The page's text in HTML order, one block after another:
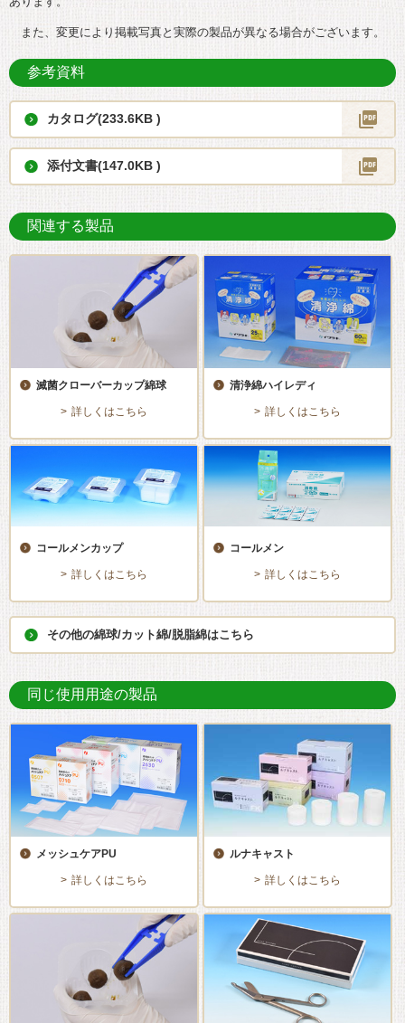
また、変更により掲載写真と実際の製品が異なる場合がございます。
参考資料
カタログ(233.6KB )
添付文書(147.0KB )
関連する製品
滅菌クローバーカップ綿球
詳しくはこちら
清浄綿ハイレディ
詳しくはこちら
コールメンカップ
詳しくはこちら
コールメン
詳しくはこちら
その他の綿球/カット綿/脱脂綿はこちら
同じ使用用途の製品
メッシュケアPU
詳しくはこちら
ルナキャスト
詳しくはこちら